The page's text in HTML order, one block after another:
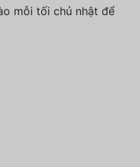
mỗi tối chủ nhật để